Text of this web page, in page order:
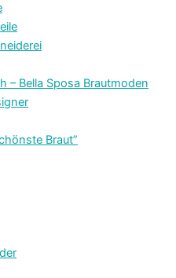
– Bella Sposa Brautmoden
Braut”